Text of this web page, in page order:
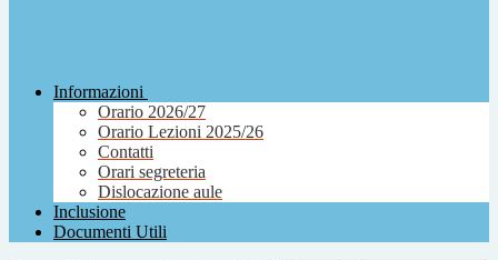
Informazioni
Orario 2026/27
Orario Lezioni 2025/26
Contatti
Orari segreteria
Dislocazione aule
Inclusione
Documenti Utili